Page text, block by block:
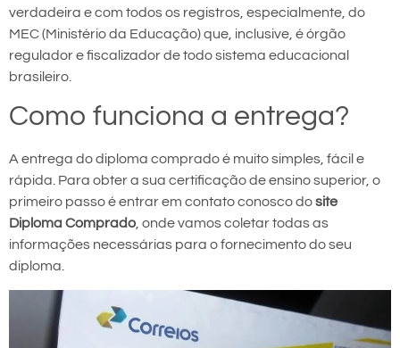
verdadeira e com todos os registros, especialmente, do
MEC (Ministério da Educação) que, inclusive, é órgão
regulador e fiscalizador de todo sistema educacional
brasileiro.
Como funciona a entrega?
A entrega do diploma comprado é muito simples, fácil e
rápida. Para obter a sua certificação de ensino superior, o
primeiro passo é entrar em contato conosco dosite
Diploma Comprado, onde vamos coletar todas as
informações necessárias para o fornecimento do seu
diploma.